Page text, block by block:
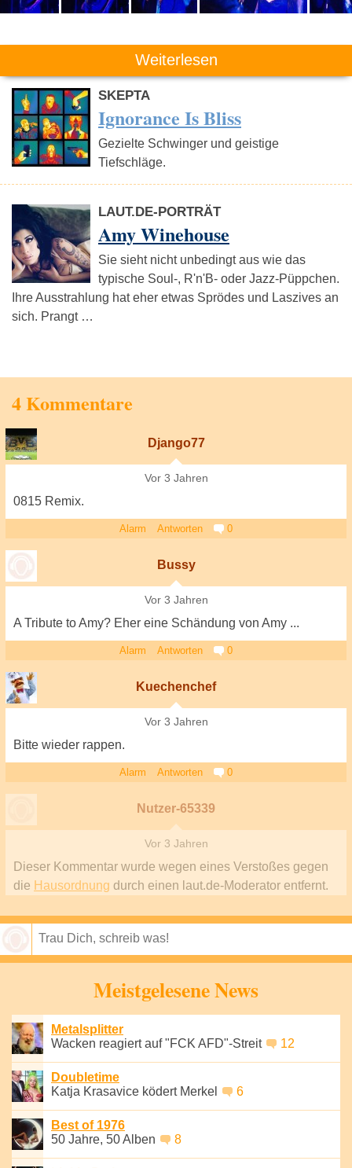
Weiterlesen
SKEPTA
Ignorance Is Bliss
Gezielte Schwinger und geistige
Tiefschläge.
LAUT.DE-PORTRÄT
Amy Winehouse
Sie sieht nicht unbedingt aus wie das
typische Soul-, R'n'B- oder Jazz-Püppchen.
Ihre Ausstrahlung hat eher etwas Sprödes und Laszives an
sich. Prangt …
4 Kommentare
Django77
Vor 3 Jahren
0815 Remix.
Alarm Antworten 0
Bussy
Vor 3 Jahren
A Tribute to Amy? Eher eine Schändung von Amy ...
Alarm Antworten 0
Kuechenchef
Vor 3 Jahren
Bitte wieder rappen.
Alarm Antworten 0
Nutzer-65339
Vor 3 Jahren
Dieser Kommentar wurde wegen eines Verstoßes gegen
die Hausordnung durch einen laut.de-Moderator entfernt.
Meistgelesene News
Metalsplitter
Wacken reagiert auf "FCK AFD"-Streit
12
Doubletime
Katja Krasavice ködert Merkel
6
Best of 1976
50 Jahre, 50 Alben
8